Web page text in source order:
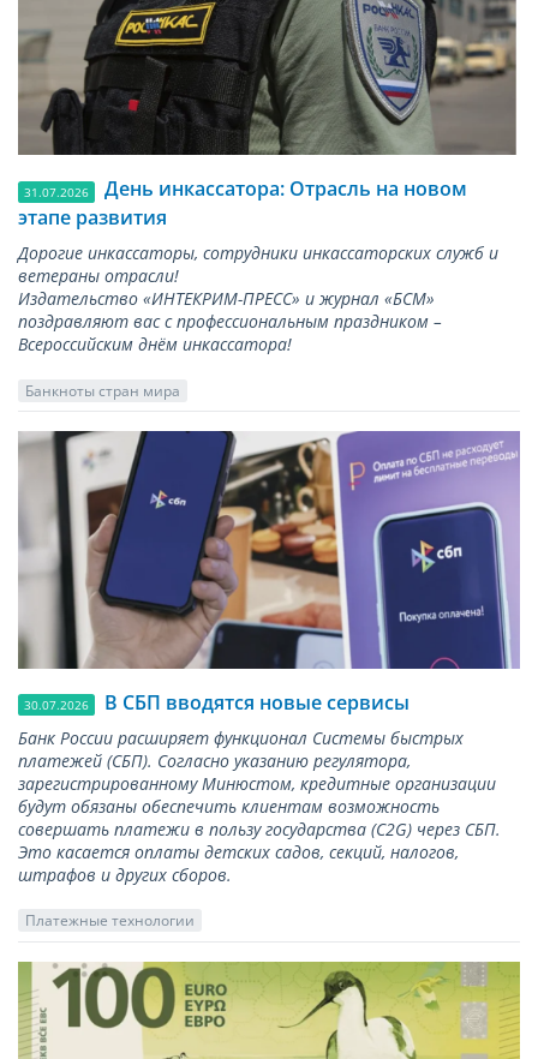
31.07.2026
День инкассатора: Отрасль на новом
этапе развития
Дорогие инкассаторы, сотрудники инкассаторских служб и
ветераны отрасли!
Издательство «ИНТЕКРИМ-ПРЕСС» и журнал «БСМ»
поздравляют вас с профессиональным праздником –
Всероссийским днём инкассатора!
Банкноты стран мира
30.07.2026 В СБП вводятся новые сервисы
Банк России расширяет функционал Системы быстрых
платежей (СБП). Согласно указанию регулятора,
зарегистрированному Минюстом, кредитные организации
будут обязаны обеспечить клиентам возможность
совершать платежи в пользу государства (С2G) через СБП.
Это касается оплаты детских садов, секций, налогов,
штрафов и других сборов.
Платежные технологии